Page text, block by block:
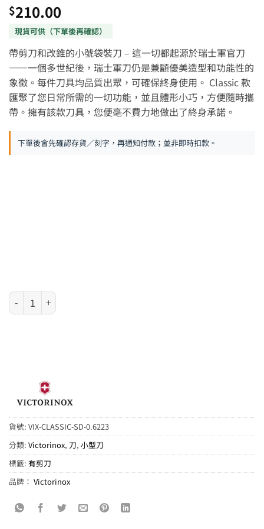
$210.00
帶剪刀和改錐的小號袋裝刀 – 這一切都起源於瑞士軍官刀
——一個多世紀後，瑞士軍刀仍是兼顧優美造型和功能性的
象徵。每件刀具均品質出眾，可確保終身使用。 Classic 款
匯聚了您日常所需的一切功能，並且體形小巧，方便隨時攜
帶。擁有該款刀具，您便毫不費力地做出了終身承諾。
下單後會先確認存貨／刻字，再通知付款；並非即時扣款。
VICTORINOX 瑞士刀 - Classic SD 58mm 紅色 數量
貨號: VIX-CLASSIC-SD-0.6223
分類: Victorinox, 刀, 小型刀
標籤: 有剪刀
品牌： Victorinox